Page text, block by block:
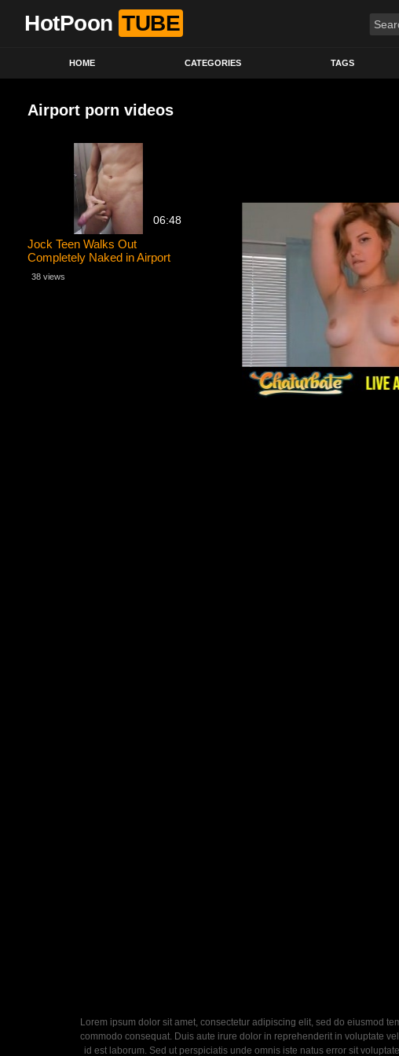
HotPoon TUBE
HOME CATEGORIES TAGS
Airport porn videos
06:48
Jock Teen Walks Out
Completely Naked in Airport
Bathroom & Cums in Urinal
38 views
Lorem ipsum dolor sit amet, consectetur adipiscing elit, sed do eiusmod
commodo consequat. Duis aute irure dolor in reprehenderit in voluptate
id est laborum. Sed ut perspiciatis unde omnis iste natus error sit